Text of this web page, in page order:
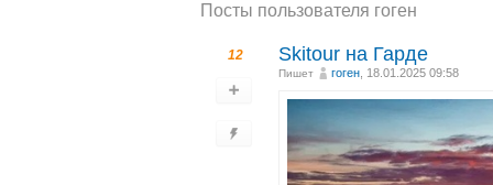
Посты пользователя гоген
12 Skitour на Гарде
Пишет гоген , 18.01.2025 09:58